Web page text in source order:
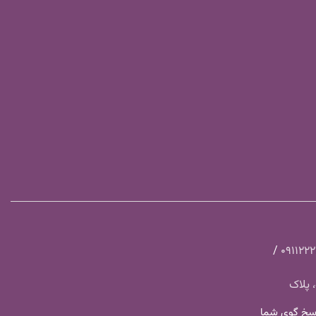
/
پلاک
چهارشنبه ساعت ۸ الی ۱۸ پاسخ گوی شما